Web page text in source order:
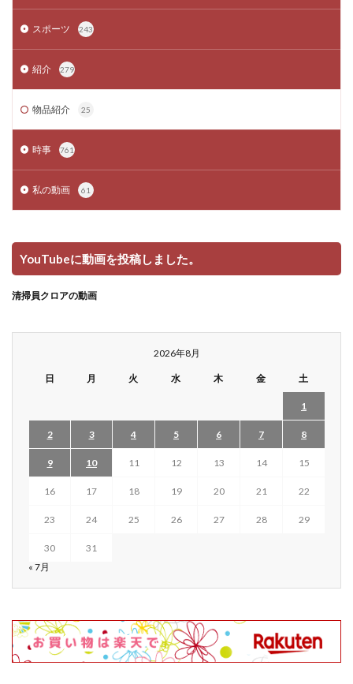
スポーツ 243
紹介 279
物品紹介 25
時事 761
私の動画 61
YouTubeに動画を投稿しました。
清掃員クロアの動画
2026年8月
日 月 火 水 木 金 土
1
2 3 4 5 6 7 8
9 10 11 12 13 14 15
16 17 18 19 20 21 22
23 24 25 26 27 28 29
30
31
« 7月